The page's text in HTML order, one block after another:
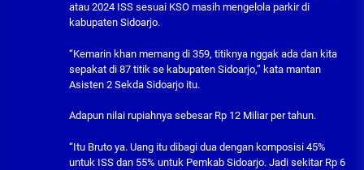
atau 2024 ISS sesuai KSO masih mengelola parkir di
kabupaten Sidoarjo.
“Kemarin khan memang di 359, titiknya nggak ada dan kita
sepakat di 87 titik se kabupaten Sidoarjo,” kata mantan
Asisten 2 Sekda Sidoarjo itu.
Adapun nilai rupiahnya sebesar Rp 12 Miliar per tahun.
“Itu Bruto ya. Uang itu dibagi dua dengan komposisi 45%
untuk ISS dan 55% untuk Pemkab Sidoarjo. Jadi sekitar Rp 6